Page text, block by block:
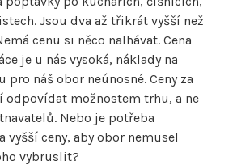
Jsou dva až třikrát vyšší než
cenu si něco nalhávat. Cena
je u nás vysoká, náklady na
pro náš obor neúnosné. Ceny za
odpovídat možnostem trhu, a ne
Nebo je potřeba
vyšší ceny, aby obor nemusel
vybruslit?